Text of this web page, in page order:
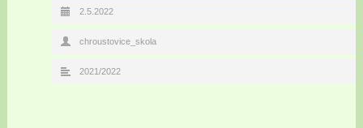
2.5.2022
chroustovice_skola
2021/2022